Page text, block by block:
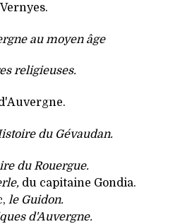
au moyen âge
religieuses.
du Gévaudan.
du Rouergue.
du capitaine Gondia.
le Guidon.
d'Auvergne.